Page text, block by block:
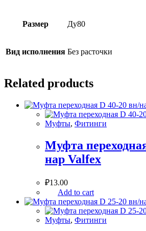
Размер Ду80
Вид исполнения Без расточки
Related products
Муфты, Фитинги
Муфта
нар Valfex
₽13.00
Add to cart
Муфты, Фитинги